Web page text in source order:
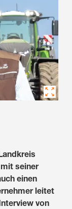
seiner
einen
leitet
von